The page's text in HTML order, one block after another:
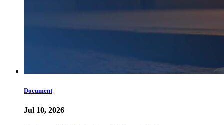
Document
Jul 10, 2026